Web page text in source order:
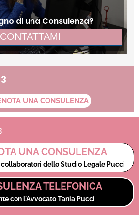
di una Consulenza?
CONTATTAMI
UNA CONSULENZA
UNA CONSULENZA
dello Studio Legale Pucci
TELEFONICA
con l'Avvocato Tania Pucci